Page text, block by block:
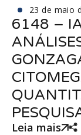
23 de maio
6148 –
Leia mais